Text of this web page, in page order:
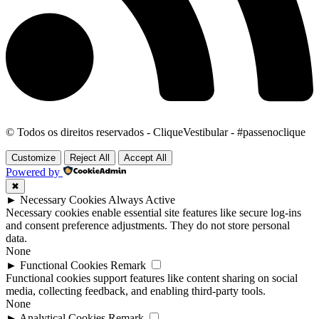
© Todos os direitos reservados - CliqueVestibular - #passenoclique
Customize Reject All Accept All
Powered by
✖
► Necessary Cookies Always Active
Necessary cookies enable essential site features like secure log-ins
and consent preference adjustments. They do not store personal
data.
None
► Functional Cookies Remark
Functional cookies support features like content sharing on social
media, collecting feedback, and enabling third-party tools.
None